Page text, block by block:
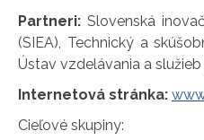
Partneri: Slovenská
(SIEA), Technický a
Ústav vzdelávania a služieb
Internetová stránka:
Cieľové skupiny: